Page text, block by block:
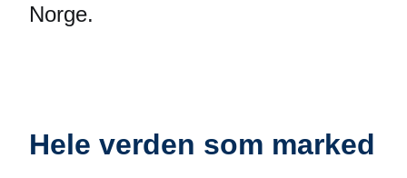
Norge.
Hele verden som marked